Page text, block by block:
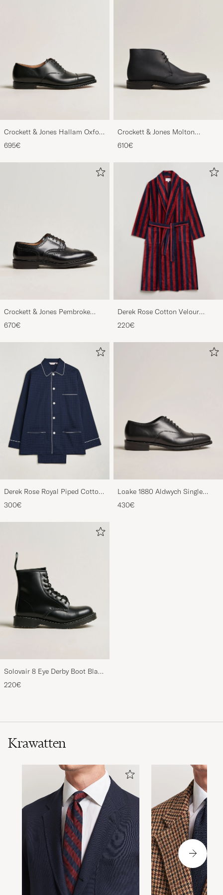
Crockett & Jones Hallam Oxford
Black Calf
695€
Crockett & Jones Molton
Chukka Black Rough-Out Suede
610€
Crockett & Jones Pembroke
Derbys Black Calf
670€
Derek Rose Cotton Velour
Striped Gown Red/Blue
220€
Derek Rose Royal Piped Cotton
Pyjama Set Navy
300€
Loake 1880 Aldwych Single
Oxford Black Calf
430€
Solovair 8 Eye Derby Boot Black
Shine
220€
Krawatten